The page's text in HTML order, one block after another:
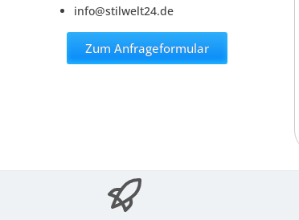
info@stilwelt24.de
Zum Anfrageformular